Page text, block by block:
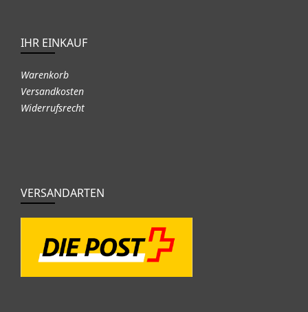
IHR EINKAUF
Warenkorb
Versandkosten
Widerrufsrecht
VERSANDARTEN